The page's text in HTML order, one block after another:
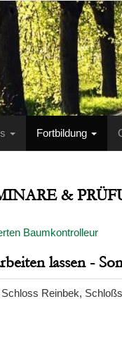
Fortbildung
&
Baumkontrolleur
lassen -
Reinbek,